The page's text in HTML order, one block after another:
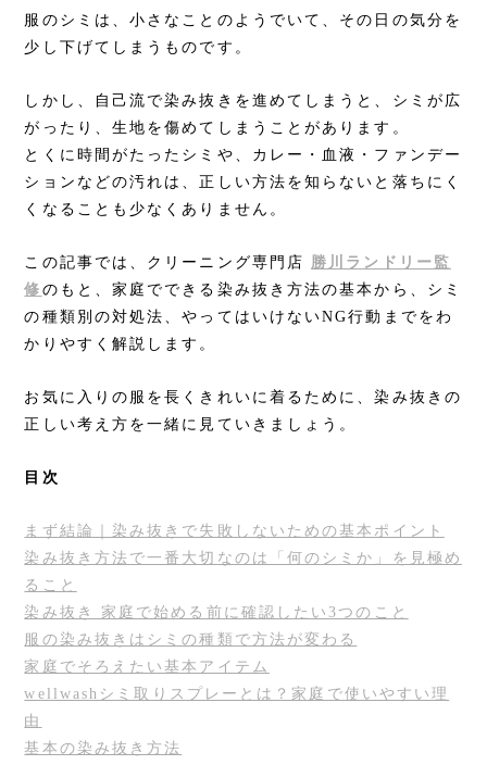
服のシミは、小さなことのようでいて、その日の気分を
少し下げてしまうものです。
しかし、自己流で染み抜きを進めてしまうと、シミが広
がったり、生地を傷めてしまうことがあります。
とくに時間がたったシミや、カレー・血液・ファンデー
ションなどの汚れは、正しい方法を知らないと落ちにく
くなることも少なくありません。
この記事では、クリーニング専門店
勝川ランドリー監
修 のもと、家庭でできる染み抜き方法の基本から、シミ
の種類別の対処法、やってはいけないNG行動までをわ
かりやすく解説します。
お気に入りの服を長くきれいに着るために、染み抜きの
正しい考え方を一緒に見ていきましょう。
目次
まず結論｜染み抜きで失敗しないための基本ポイント
染み抜き方法で一番大切なのは「何のシミか」を見極め
ること
染み抜き 家庭で始める前に確認したい3つのこと
服の染み抜きはシミの種類で方法が変わる
家庭でそろえたい基本アイテム
wellwashシミ取りスプレーとは？家庭で使いやすい理
由
基本の染み抜き方法